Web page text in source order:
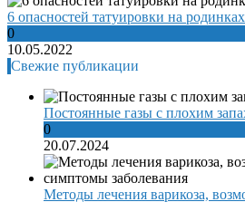
6 опасностей татуировки на родинках
0
10.05.2022
Свежие публикации
Постоянные газы с плохим
0
20.07.2024
Методы лечения варикоза,